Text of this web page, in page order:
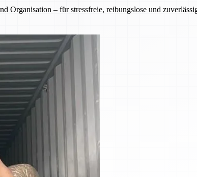
Organisation – für stressfreie, reibungslose und